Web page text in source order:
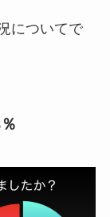
についてで